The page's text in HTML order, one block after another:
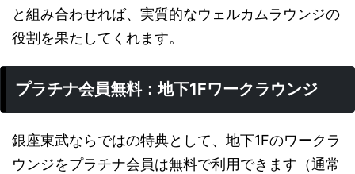
と組み合わせれば、実質的なウェルカムラウンジの
役割を果たしてくれます。
プラチナ会員無料：地下1Fワークラウンジ
銀座東武ならではの特典として、地下1Fのワークラ
ウンジをプラチナ会員は無料で利用できます（通常